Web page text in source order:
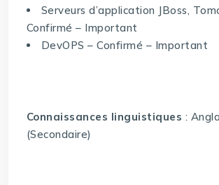
Serveurs d’application JBoss,
Confirmé – Important
DevOPS – Confirmé – Important
Connaissances linguistiques :
(Secondaire)